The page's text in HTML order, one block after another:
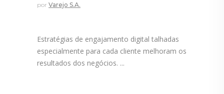
por Varejo S.A.
Estratégias de engajamento digital talhadas
especialmente para cada cliente melhoram os
resultados dos negócios.